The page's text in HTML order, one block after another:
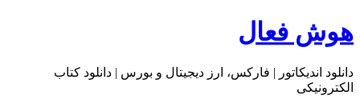
هوش فعال
دانلود اندیکاتور | فارکس، ارز دیجیتال و بورس | دانلود کتاب
الکترونیکی